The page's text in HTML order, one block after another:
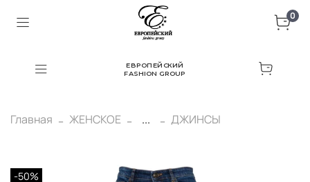
0
ЕВРОПЕЙСКИЙ
FASHION GROUP
Главная ЖЕНСКОЕ ... ДЖИНСЫ
-50%